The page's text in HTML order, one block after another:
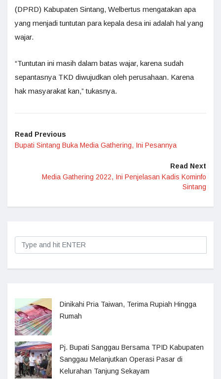
(DPRD) Kabupaten Sintang, Welbertus mengatakan apa
yang menjadi tuntutan para kepala desa ini adalah hal yang
wajar.
“Tuntutan ini masih dalam batas wajar, karena sudah
sepantasnya TKD diwujudkan oleh perusahaan. Karena
hak masyarakat kan,” tukasnya.
Read Previous
Bupati Sintang Buka Media Gathering, Ini Pesannya
Read Next
Media Gathering 2022, Ini Penjelasan Kadis Kominfo
Sintang
Dinikahi Pria Taiwan, Terima Rupiah Hingga
Rumah
Pj. Bupati Sanggau Bersama TPID Kabupaten
Sanggau Melanjutkan Operasi Pasar di
Kelurahan Tanjung Sekayam